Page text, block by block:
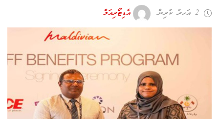
2 އަހރު ކުރިން އެޑިޓޯރިއަލް